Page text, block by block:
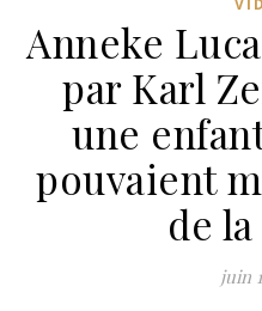
Anneke
par Karl
une
pouvaient
de
juin